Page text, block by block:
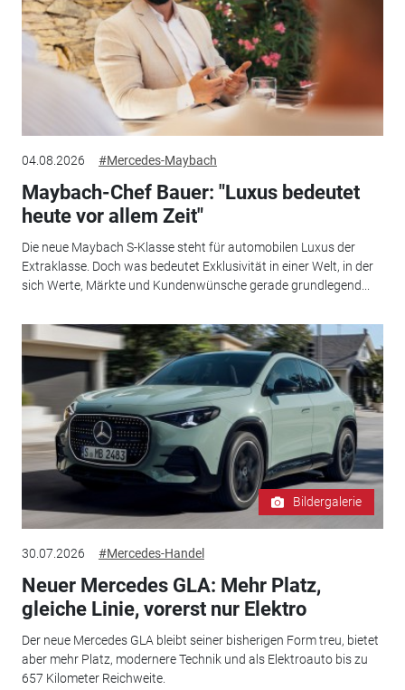
04.08.2026 #Mercedes-Maybach
Maybach-Chef Bauer: "Luxus bedeutet
heute vor allem Zeit"
Die neue Maybach S-Klasse steht für automobilen Luxus der
Extraklasse. Doch was bedeutet Exklusivität in einer Welt, in der
sich Werte, Märkte und Kundenwünsche gerade grundlegend...
Bildergalerie
30.07.2026 #Mercedes-Handel
Neuer Mercedes GLA: Mehr Platz,
gleiche Linie, vorerst nur Elektro
Der neue Mercedes GLA bleibt seiner bisherigen Form treu, bietet
aber mehr Platz, modernere Technik und als Elektroauto bis zu
657 Kilometer Reichweite.